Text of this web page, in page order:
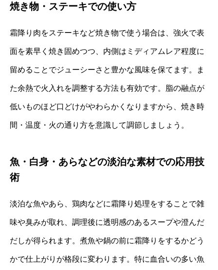
焼き物・ステーキでの使い方
霜降り肉をステーキなど焼き物で使う場合は、強火で表
面を素早く焼き固めつつ、内側はミディアムレア程度に
留めることでジューシーさと豊かな風味を保てます。ま
た余熱で火入れを調整する方法も有効です。脂の融点が
低いものほど口どけがやわらかくなりますから、焼き時
間・温度・火の通り方を意識して調節しましょう。
魚・白身・あらなどの淡泊な素材での応用技
術
淡泊な魚やあら、鶏肉などに霜降り処理をすることで雑
味や臭みが取れ、調理後に透明感のあるスープや澄んだ
だしが得られます。煮魚や鍋の前に霜降りをするかどう
かで仕上がりが格段に変わります。特に血合いの多い魚